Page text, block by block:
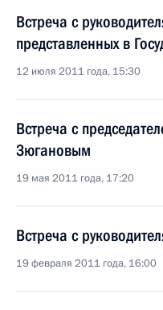
Встреча с
представленных в
12 июля 2011 года, 15:30
Встреча с
Зюгановым
19 мая 2011 года, 17:20
Встреча с
19 февраля 2011 года, 16:00